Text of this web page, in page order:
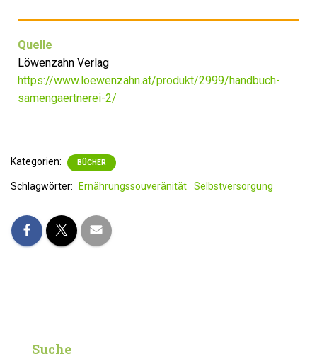
Quelle
Löwenzahn Verlag
https://www.loewenzahn.at/produkt/2999/handbuch-
samengaertnerei-2/
Kategorien: BÜCHER
Schlagwörter: Ernährungssouveränität Selbstversorgung
Suche